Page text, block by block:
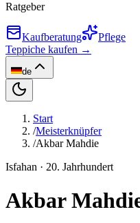
Ratgeber
Kaufberatung
Pflege
Teppiche kaufen →
de
Start
/Meisterknüpfer
/Akbar Mahdie
Isfahan · 20. Jahrhundert
Akbar